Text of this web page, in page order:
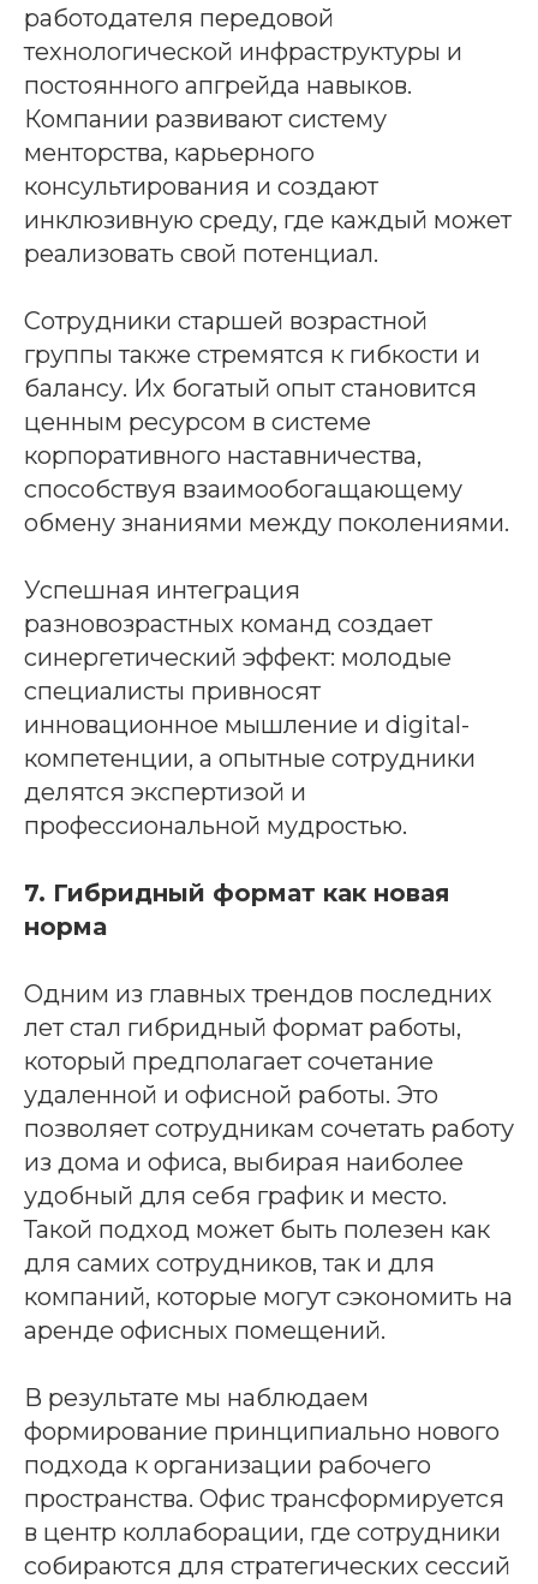
работодателя передовой
технологической инфраструктуры и
постоянного апгрейда навыков.
Компании развивают систему
менторства, карьерного
консультирования и создают
инклюзивную среду, где каждый может
реализовать свой потенциал.
Сотрудники старшей возрастной
группы также стремятся к гибкости и
балансу. Их богатый опыт становится
ценным ресурсом в системе
корпоративного наставничества,
способствуя взаимообогащающему
обмену знаниями между поколениями.
Успешная интеграция
разновозрастных команд создает
синергетический эффект: молодые
специалисты привносят
инновационное мышление и digital-
компетенции, а опытные сотрудники
делятся экспертизой и
профессиональной мудростью.
7. Гибридный формат как новая
норма
Одним из главных трендов последних
лет стал гибридный формат работы,
который предполагает сочетание
удаленной и офисной работы. Это
позволяет сотрудникам сочетать работу
из дома и офиса, выбирая наиболее
удобный для себя график и место.
Такой подход может быть полезен как
для самих сотрудников, так и для
компаний, которые могут сэкономить на
аренде офисных помещений.
В результате мы наблюдаем
формирование принципиально нового
подхода к организации рабочего
пространства. Офис трансформируется
в центр коллаборации, где сотрудники
собираются для стратегических сессий